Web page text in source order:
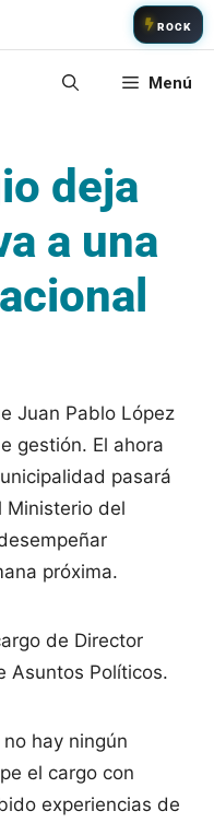
ROCK
Menú
deja
a una
Juan Pablo López
gestión. El ahora
pasará
Ministerio del
próxima.
de Director
Asuntos Políticos.
hay ningún
el cargo con
experiencias de